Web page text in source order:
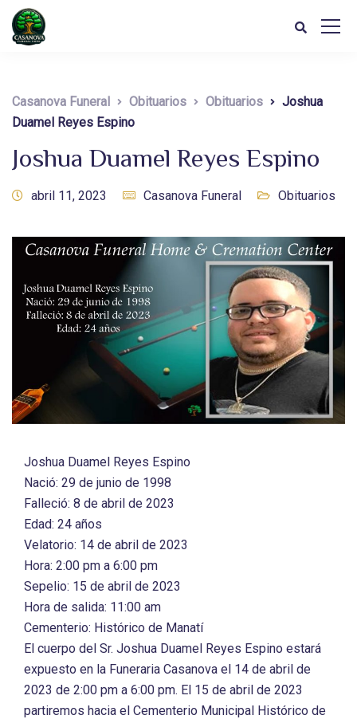
Casanova Funeral Obituarios Obituarios
Joshua
Duamel Reyes Espino
Joshua Duamel Reyes Espino
abril 11, 2023 Casanova Funeral Obituarios
Joshua Duamel Reyes Espino
Nació: 29 de junio de 1998
Falleció: 8 de abril de 2023
Edad: 24 años
Velatorio: 14 de abril de 2023
Hora: 2:00 pm a 6:00 pm
Sepelio: 15 de abril de 2023
Hora de salida: 11:00 am
Cementerio: Histórico de Manatí
El cuerpo del Sr. Joshua Duamel Reyes Espino estará
expuesto en la Funeraria Casanova el 14 de abril de
2023 de 2:00 pm a 6:00 pm. El 15 de abril de 2023
partiremos hacia el Cementerio Municipal Histórico de